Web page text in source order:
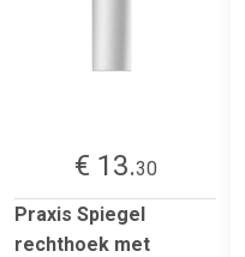
€ 13.30
Praxis Spiegel
rechthoek met